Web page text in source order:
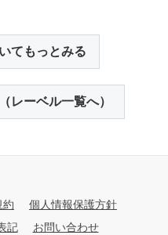
てもっとみる
レーベル一覧へ）
約
個人情報保護方針
記
お問い合わせ